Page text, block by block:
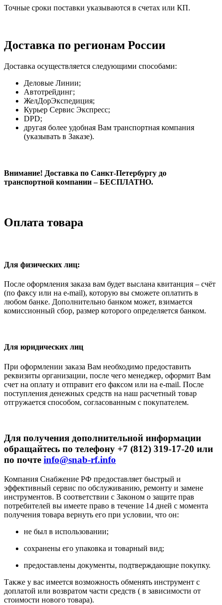
Точные сроки поставки указываются в счетах или КП.
Доставка по регионам России
Доставка осуществляется следующими способами:
Деловые Линии;
Автотрейдинг;
ЖелДорЭкспедиция;
Курьер Сервис Экспресс;
DPD;
другая более удобная Вам транспортная компания
(указывать в Заказе).
Внимание! Доставка по Санкт-Петербургу до
транспортной компании – БЕСПЛАТНО.
Оплата товара
Для физических лиц:
После оформления заказа вам будет выслана квитанция – счёт
(по факсу или на e-mail), которую вы сможете оплатить в
любом банке. Дополнительно банком может, взимается
комиссионный сбор, размер которого определяется банком.
Для юридических лиц
При оформлении заказа Вам необходимо предоставить
реквизиты организации, после чего менеджер, оформит Вам
счет на оплату и отправит его факсом или на e-mail. После
поступления денежных средств на наш расчетный товар
отгружается способом, согласованным с покупателем.
Для получения дополнительной информации
обращайтесь по телефону +7 (812) 319-17-20 или
по почте info@snab-rf.info
Компания Снабжение РФ предоставляет быстрый и
эффективный сервис по обслуживанию, ремонту и замене
инструментов. В соответствии с Законом о защите прав
потребителей вы имеете право в течение 14 дней с момента
получения товара вернуть его при условии, что он:
не был в использовании;
сохранены его упаковка и товарный вид;
предоставлены документы, подтверждающие покупку.
Также у вас имеется возможность обменять инструмент с
доплатой или возвратом части средств ( в зависимости от
стоимости нового товара).